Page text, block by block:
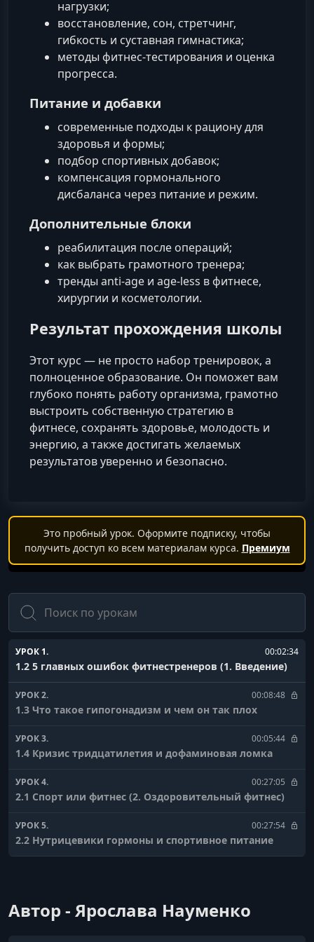
нагрузки;
восстановление, сон, стретчинг,
гибкость и суставная гимнастика;
методы фитнес‑тестирования и оценка
прогресса.
Питание и добавки
современные подходы к рациону для
здоровья и формы;
подбор спортивных добавок;
компенсация гормонального
дисбаланса через питание и режим.
Дополнительные блоки
реабилитация после операций;
как выбрать грамотного тренера;
тренды anti‑age и age‑less в фитнесе,
хирургии и косметологии.
Результат прохождения школы
Этот курс — не просто набор тренировок, а
полноценное образование. Он поможет вам
глубоко понять работу организма, грамотно
выстроить собственную стратегию в
фитнесе, сохранять здоровье, молодость и
энергию, а также достигать желаемых
результатов уверенно и безопасно.
Это пробный урок. Оформите подписку, чтобы
получить доступ ко всем материалам курса. Премиум
Поиск
УРОК 1. 00:02:34
1.2 5 главных ошибок фитнестренеров (1. Введение)
УРОК 2. 00:08:48
1.3 Что такое гипогонадизм и чем он так плох
УРОК 3. 00:05:44
1.4 Кризис тридцатилетия и дофаминовая ломка
УРОК 4. 00:27:05
2.1 Спорт или фитнес (2. Оздоровительный фитнес)
УРОК 5. 00:27:54
2.2 Нутрицевики гормоны и спортивное питание
УРОК 7.
Автор - Ярослава Науменко